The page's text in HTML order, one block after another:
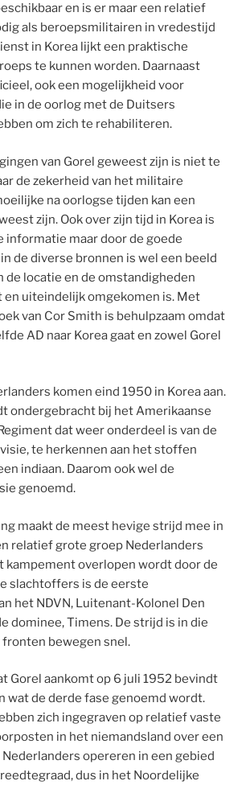
en is er maar een relatief
als beroepsmilitairen in vredestijd
in Korea lijkt een praktische
te kunnen worden. Daarnaast
ook een mogelijkheid voor
in de oorlog met de Duitsers
om zich te rehabiliteren.
van Gorel geweest zijn is niet te
de zekerheid van het militaire
na oorlogse tijden kan een
zijn. Ook over zijn tijd in Korea is
informatie maar door de goede
de diverse bronnen is wel een beeld
de locatie en de omstandigheden
en uiteindelijk omgekomen is. Met
van Cor Smith is behulpzaam omdat
AD naar Korea gaat en zowel Gorel
komen eind 1950 in Korea aan.
ondergebracht bij het Amerikaanse
dat weer onderdeel is van de
te herkennen aan het stoffen
indiaan. Daarom ook wel de
genoemd.
maakt de meest hevige strijd mee in
relatief grote groep Nederlanders
kampement overlopen wordt door de
slachtoffers is de eerste
het NDVN, Luitenant-Kolonel Den
dominee, Timens. De strijd is in die
bewegen snel.
Gorel aankomt op 6 juli 1952 bevindt
wat de derde fase genoemd wordt.
zich ingegraven op relatief vaste
in het niemandsland over een
opereren in een gebied
dus in het Noordelijke